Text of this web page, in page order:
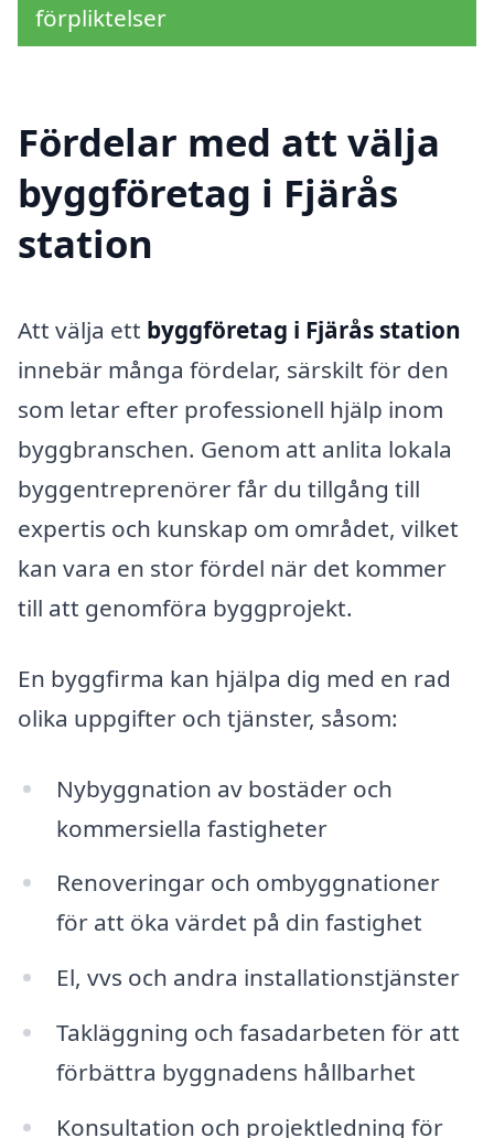
förpliktelser
Fördelar med att välja
byggföretag i Fjärås
station
Att välja ett byggföretag i Fjärås station
innebär många fördelar, särskilt för den
som letar efter professionell hjälp inom
byggbranschen. Genom att anlita lokala
byggentreprenörer får du tillgång till
expertis och kunskap om området, vilket
kan vara en stor fördel när det kommer
till att genomföra byggprojekt.
En byggfirma kan hjälpa dig med en rad
olika uppgifter och tjänster, såsom:
Nybyggnation av bostäder och
kommersiella fastigheter
Renoveringar och ombyggnationer
för att öka värdet på din fastighet
El, vvs och andra installationstjänster
Takläggning och fasadarbeten för att
förbättra byggnadens hållbarhet
Konsultation och projektledning för